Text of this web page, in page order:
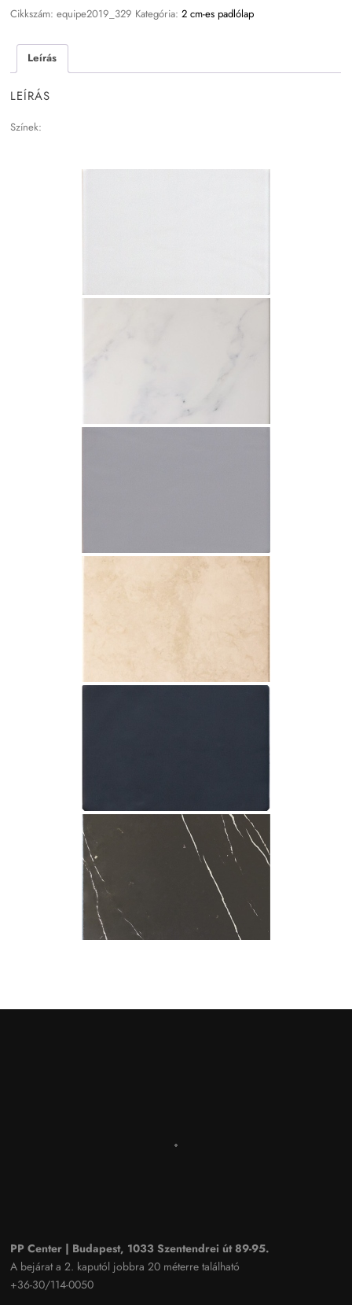
Cikkszám:equipe2019_329 Kategória:2 cm-es padlólap
Leírás
LEÍRÁS
Színek:
PP Center | Budapest, 1033 Szentendrei út 89-95.
A bejárat a 2. kaputól jobbra 20 méterre található
+36-30/114-0050